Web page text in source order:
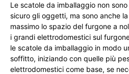
Le scatole da imballaggio non
sicuro gli oggetti, ma sono anche
massimo lo spazio del furgone a
i grandi elettrodomestici sul
le scatole da imballaggio in modo
soffitto, iniziando con quelle più
elettrodomestici come base, se